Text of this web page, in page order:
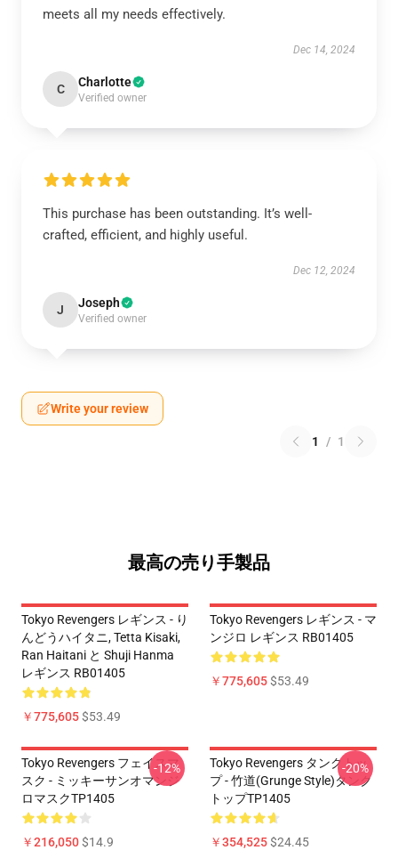
meets all my needs effectively.
Dec 14, 2024
C Charlotte
Verified owner
This purchase has been outstanding. It’s well-
crafted, efficient, and highly useful.
Dec 12, 2024
J Joseph
Verified owner
Write your review
1 / 1
最高の売り手製品
Tokyo Revengers レギンス - り
んどうハイタニ, Tetta Kisaki,
Ran Haitani と Shuji Hanma
レギンス RB01405
￥775,605$53.49
Tokyo Revengers レギンス - マ
ンジロ レギンス RB01405
￥775,605$53.49
Tokyo Revengers フェイスマ
スク - ミッキーサンオマンジ
ロマスクTP1405
￥216,050$14.9
-12%
Tokyo Revengers タンクトッ
プ - 竹道(Grunge Style)タンク
トップTP1405
￥354,525$24.45
-20%